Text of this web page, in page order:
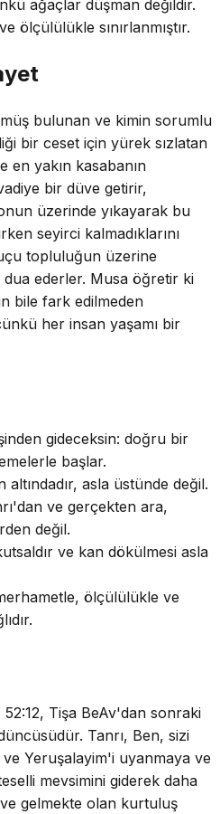
ağaçlar düşman değildir.
ölçülülükle sınırlanmıştır.
bulunan ve kimin sorumlu
bir ceset için yürek sızlatan
en yakın kasabanın
bir düve getirir,
üzerinde yıkayarak bu
seyirci kalmadıklarını
topluluğun üzerine
ederler. Musa öğretir ki
bile fark edilmeden
her insan yaşamı bir
gideceksin: doğru bir
başlar.
altındadır, asla üstünde değil.
ve gerçekten ara,
değil.
ve kan dökülmesi asla
ölçülülükle ve
Tişa BeAv'dan sonraki
Tanrı, Ben, sizi
Yeruşalayim'i uyanmaya ve
mevsimini giderek daha
gelmekte olan kurtuluş